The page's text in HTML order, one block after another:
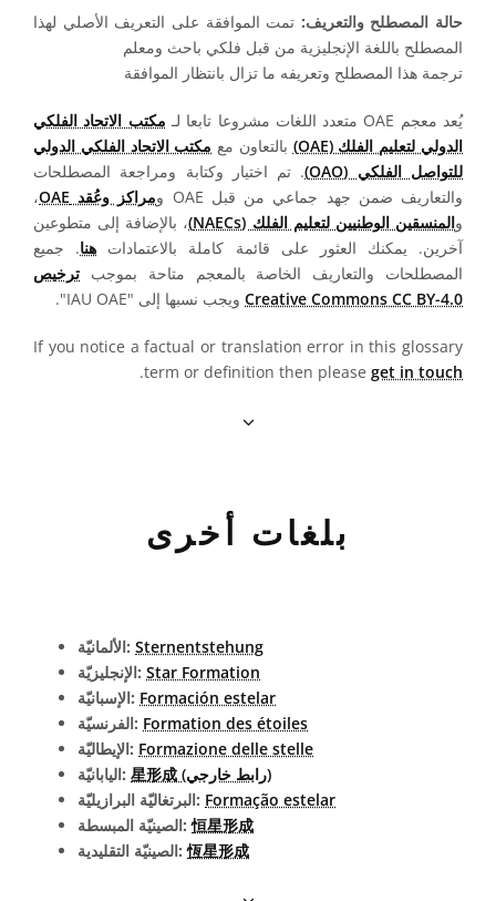
حالة المصطلح والتعريف: تمت الموافقة على التعريف الأصلي لهذا
المصطلح باللغة الإنجليزية من قبل فلكي باحث ومعلم
ترجمة هذا المصطلح وتعريفه ما تزال بانتظار الموافقة
يُعد معجم OAE متعدد اللغات مشروعا تابعا لـ
مكتب الاتحاد الفلكي
الدولي لتعليم الفلك (OAE)
بالتعاون مع مكتب الاتحاد الفلكي الدولي
للتواصل الفلكي (OAO)
. تم اختيار وكتابة ومراجعة المصطلحات
والتعاريف ضمن جهد جماعي من قبل OAE و
مراكز وعُقد OAE
،
والمنسقين الوطنيين لتعليم الفلك (NAECs)
، بالإضافة إلى متطوعين
آخرين. يمكنك العثور على قائمة كاملة بالاعتمادات هنا. جميع
المصطلحات والتعاريف الخاصة بالمعجم متاحة بموجب ترخيص
Creative Commons CC BY-4.0 ويجب نسبها إلى "IAU OAE".
If you notice a factual or translation error in this glossary
term or definition then please get in touch
.
بلغات أخرى
الألمانيّة: Sternentstehung
الإنجليزيّة: Star Formation
الإسبانيّة: Formación estelar
الفرنسيّة: Formation des étoiles
الإيطاليّة: Formazione delle stelle
اليابانيّة:
星形成 (رابط خارجي)
البرتغاليّة البرازيليّة: Formação estelar
الصينيّة المبسطة:恒星形成
الصينيّة التقليدية:恆星形成